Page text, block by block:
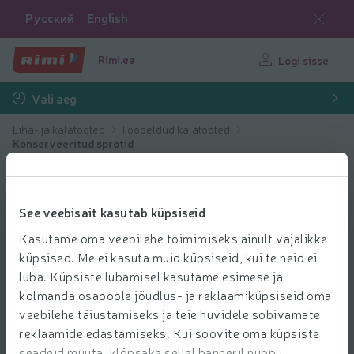
See veebisait kasutab küpsiseid
Kasutame oma veebilehe toimimiseks ainult vajalikke
küpsised. Me ei kasuta muid küpsiseid, kui te neid ei
luba. Küpsiste lubamisel kasutame esimese ja
kolmanda osapoole jõudlus- ja reklaamiküpsiseid oma
veebilehe täiustamiseks ja teie huvidele sobivamate
reklaamide edastamiseks. Kui soovite oma küpsiste
Русский English
Rimi.ee Logi sisse
Vali aeg
Liha- ja kalatooted
Töödeldud kalatooted
Konserveeritud sprotid